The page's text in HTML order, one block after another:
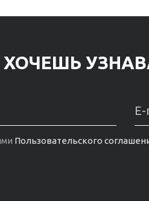
ХОЧЕШЬ
Пользовательского